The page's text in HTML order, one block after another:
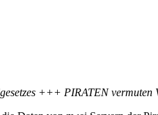
+++ PIRATEN